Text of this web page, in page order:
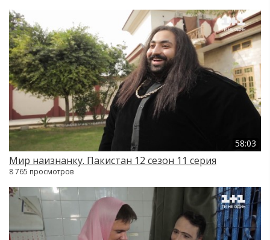
58:03
Мир наизнанку. Пакистан 12 сезон 11 серия
8 765 просмотров